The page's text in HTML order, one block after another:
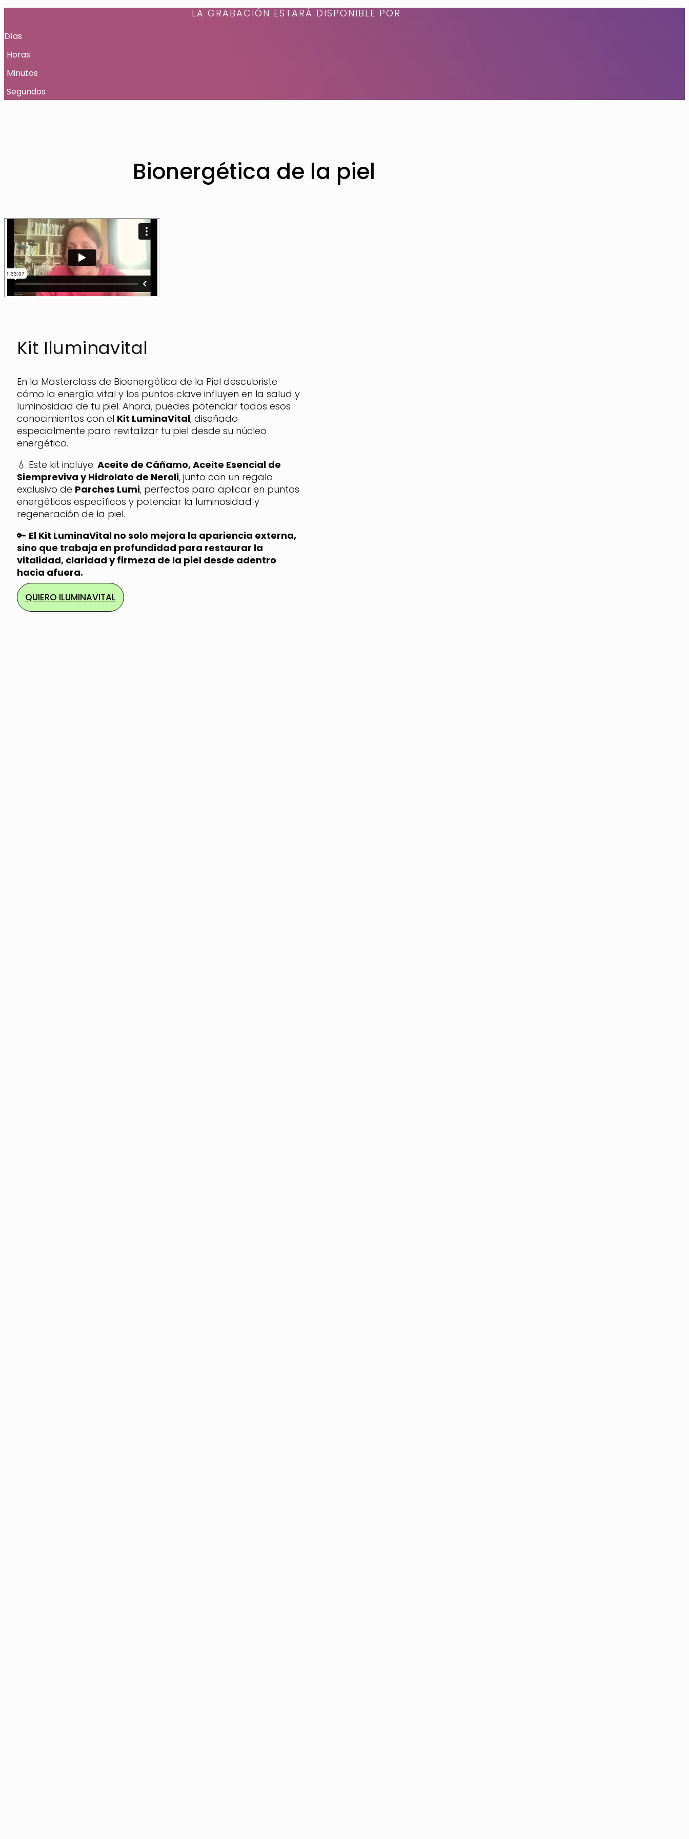
LA GRABACIÓN ESTARÁ DISPONIBLE POR
Días
Horas
Minutos
Segundos
Bionergética de la piel
Kit Iluminavital
En la Masterclass de Bioenergética de la Piel descubriste
cómo la energía vital y los puntos clave influyen en la salud y
luminosidad de tu piel. Ahora, puedes potenciar todos esos
conocimientos con el Kit LuminaVital, diseñado
especialmente para revitalizar tu piel desde su núcleo
energético.
💧 Este kit incluye: Aceite de Cáñamo, Aceite Esencial de
Siempreviva y Hidrolato de Neroli, junto con un regalo
exclusivo de Parches Lumi, perfectos para aplicar en puntos
energéticos específicos y potenciar la luminosidad y
regeneración de la piel.
🔑 El Kit LuminaVital no solo mejora la apariencia externa,
sino que trabaja en profundidad para restaurar la
vitalidad, claridad y firmeza de la piel desde adentro
hacia afuera.
QUIERO ILUMINAVITAL